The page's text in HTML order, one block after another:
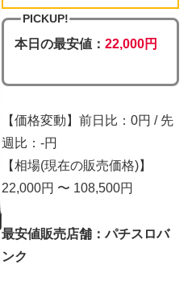
PICKUP!
本日の最安値： 22,000円
【価格変動】前日比：0円 / 先
週比：-円
【相場(現在の販売価格)】
22,000円 〜 108,500円
最安値販売店舗：パチスロバ
ンク